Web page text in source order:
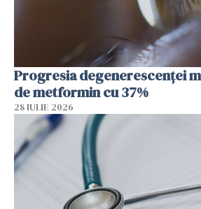
Progresia degenerescenței
de metformin cu 37%
28 IULIE 2026